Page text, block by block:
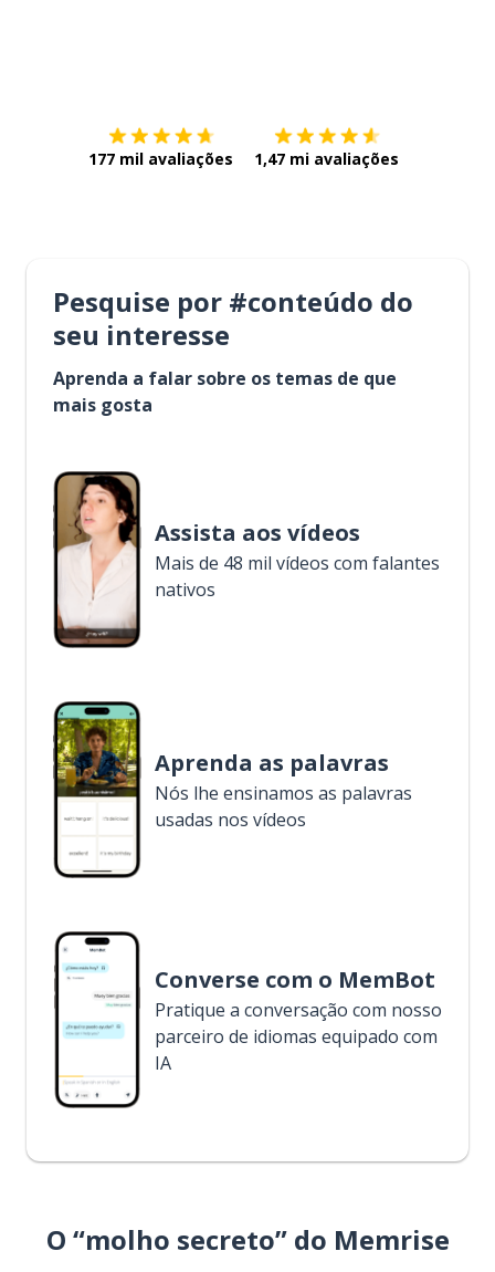
177 mil avaliações 1,47 mi avaliações
Pesquise por #conteúdo do
seu interesse
Aprenda a falar sobre os temas de que
mais gosta
Assista aos vídeos
Mais de 48 mil vídeos com falantes
nativos
Aprenda as palavras
Nós lhe ensinamos as palavras
usadas nos vídeos
Converse com o MemBot
Pratique a conversação com nosso
parceiro de idiomas equipado com
IA
O “molho secreto” do Memrise